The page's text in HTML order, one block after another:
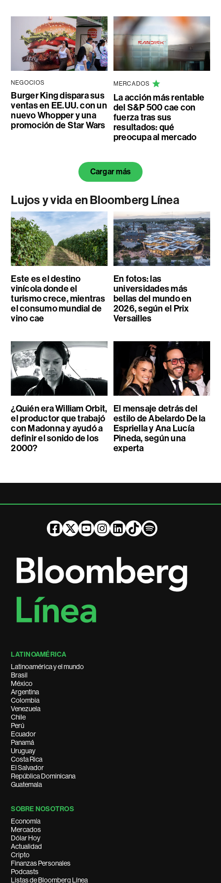
NEGOCIOS
Burger King dispara sus
ventas en EE.UU. con un
nuevo Whopper y una
promoción de Star Wars
MERCADOS
La acción más rentable
del S&P 500 cae con
fuerza tras sus
resultados: qué
preocupa al mercado
Cargar más
Lujos y vida en Bloomberg Línea
Este es el destino
vinícola donde el
turismo crece, mientras
el consumo mundial de
vino cae
En fotos: las
universidades más
bellas del mundo en
2026, según el Prix
Versailles
¿Quién era William Orbit,
el productor que trabajó
con Madonna y ayudó a
definir el sonido de los
2000?
El mensaje detrás del
estilo de Abelardo De la
Espriella y Ana Lucía
Pineda, según una
experta
LATINOAMÉRICA
Latinoamérica y el mundo
Brasil
México
Argentina
Colombia
Venezuela
Chile
Perú
Ecuador
Panamá
Uruguay
Costa Rica
El Salvador
República Dominicana
Guatemala
SOBRE NOSOTROS
Economía
Mercados
Dólar Hoy
Actualidad
Cripto
Finanzas Personales
Podcasts
Listas de Bloomberg Línea